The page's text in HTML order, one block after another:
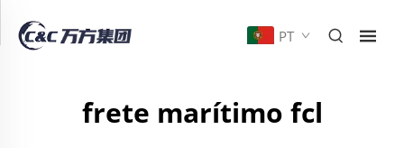
PT
frete marítimo fcl